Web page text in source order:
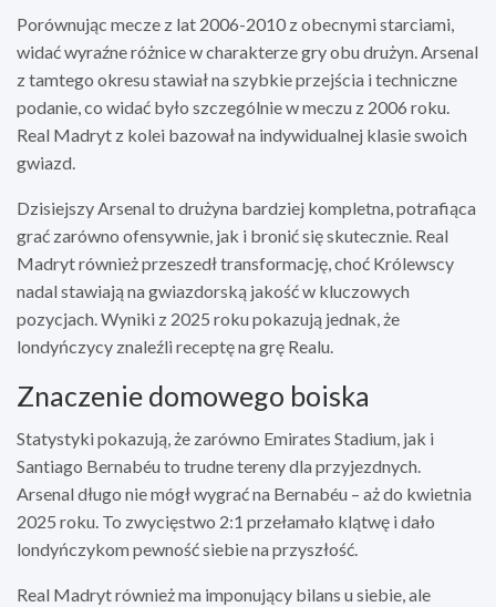
Porównując mecze z lat 2006-2010 z obecnymi starciami,
widać wyraźne różnice w charakterze gry obu drużyn. Arsenal
z tamtego okresu stawiał na szybkie przejścia i techniczne
podanie, co widać było szczególnie w meczu z 2006 roku.
Real Madryt z kolei bazował na indywidualnej klasie swoich
gwiazd.
Dzisiejszy Arsenal to drużyna bardziej kompletna, potrafiąca
grać zarówno ofensywnie, jak i bronić się skutecznie. Real
Madryt również przeszedł transformację, choć Królewscy
nadal stawiają na gwiazdorską jakość w kluczowych
pozycjach. Wyniki z 2025 roku pokazują jednak, że
londyńczycy znaleźli receptę na grę Realu.
Znaczenie domowego boiska
Statystyki pokazują, że zarówno Emirates Stadium, jak i
Santiago Bernabéu to trudne tereny dla przyjezdnych.
Arsenal długo nie mógł wygrać na Bernabéu – aż do kwietnia
2025 roku. To zwycięstwo 2:1 przełamało klątwę i dało
londyńczykom pewność siebie na przyszłość.
Real Madryt również ma imponujący bilans u siebie, ale